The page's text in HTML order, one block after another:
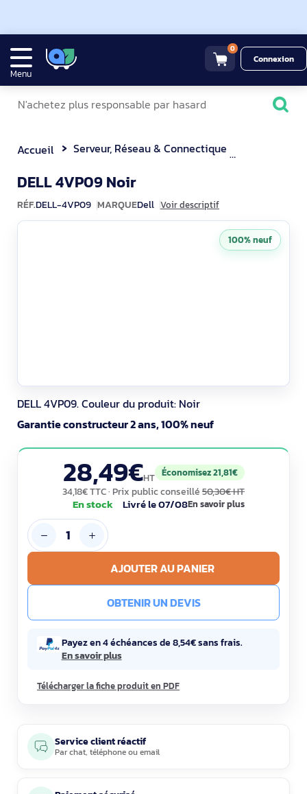
Menu
0
Connexion
Accueil Serveur, Réseau & Connectique
DELL 4VP09 NoirDELL-4VP09
RÉF.DELL-4VP09 MARQUEDell Voir descriptif
DELL 4VP09. Couleur du produit: Noir
Garantie constructeur 2 ans, 100% neuf
28,49€HT Économisez 21,81€
34,18€ TTC· Prix public conseillé 50,30€ HT
En stock Livré le 07/08En savoir plus
AJOUTER AU PANIER
OBTENIR UN DEVIS
Payez en 4 échéances de 8,54€ sans frais.
En savoir plus
Télécharger la fiche produit en PDF
100% neuf
Service client réactif
Parchat, téléphoneouemail